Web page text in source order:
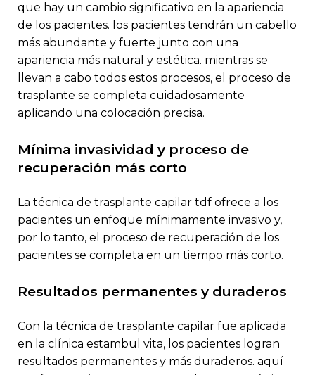
que hay un cambio significativo en la apariencia
de los pacientes. los pacientes tendrán un cabello
más abundante y fuerte junto con una
apariencia más natural y estética. mientras se
llevan a cabo todos estos procesos, el proceso de
trasplante se completa cuidadosamente
aplicando una colocación precisa.
mínima invasividad y proceso de
recuperación más corto
la técnica de trasplante capilar tdf ofrece a los
pacientes un enfoque mínimamente invasivo y,
por lo tanto, el proceso de recuperación de los
pacientes se completa en un tiempo más corto.
resultados permanentes y duraderos
con la técnica de trasplante capilar fue aplicada
en la clínica estambul vita, los pacientes logran
resultados permanentes y más duraderos. aquí